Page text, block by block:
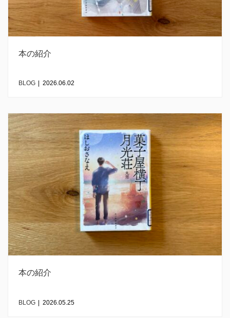
本の紹介
BLOG 2026.06.02
本の紹介
BLOG | 2026.05.25